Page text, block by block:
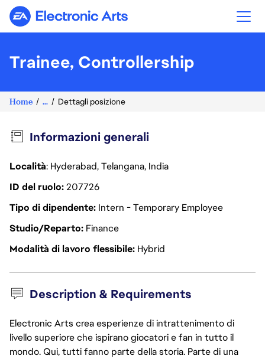
Electronic Arts
Trainee, Controllership
Home ... Dettagli posizione
Informazioni generali
Località: Hyderabad, Telangana, India
ID del ruolo207726
Tipo di dipendente Intern - Temporary Employee
Studio/Reparto Finance
Modalità di lavoro flessibile Hybrid
Description & Requirements
Electronic Arts crea esperienze di intrattenimento di
livello superiore che ispirano giocatori e fan in tutto il
mondo. Qui, tutti fanno parte della storia. Parte di una